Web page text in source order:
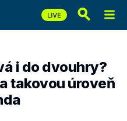
i do dvouhry?
takovou úroveň